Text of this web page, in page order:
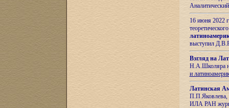
16 июня 2022
выступил
Взгляд на
Н.А.Школяра
и
Латинская
П.П.Яковлева,
ИЛА РАН